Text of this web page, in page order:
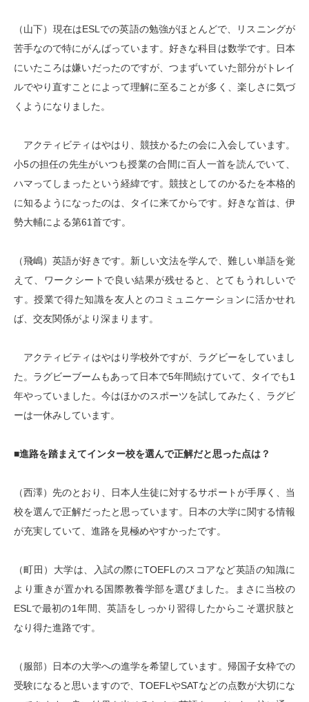
（山下）現在はESLでの英語の勉強がほとんどで、リスニングが
苦手なので特にがんばっています。好きな科目は数学です。日本
にいたころは嫌いだったのですが、つまずいていた部分がトレイ
ルでやり直すことによって理解に至ることが多く、楽しさに気づ
くようになりました。
アクティビティはやはり、競技かるたの会に入会しています。
小5の担任の先生がいつも授業の合間に百人一首を読んでいて、
ハマってしまったという経緯です。競技としてのかるたを本格的
に知るようになったのは、タイに来てからです。好きな首は、伊
勢大輔による第61首です。
（飛嶋）英語が好きです。新しい文法を学んで、難しい単語を覚
えて、ワークシートで良い結果が残せると、とてもうれしいで
す。授業で得た知識を友人とのコミュニケーションに活かせれ
ば、交友関係がより深まります。
アクティビティはやはり学校外ですが、ラグビーをしていまし
た。ラグビーブームもあって日本で5年間続けていて、タイでも1
年やっていました。今はほかのスポーツを試してみたく、ラグビ
ーは一休みしています。
■進路を踏まえてインター校を選んで正解だと思った点は？
（西澤）先のとおり、日本人生徒に対するサポートが手厚く、当
校を選んで正解だったと思っています。日本の大学に関する情報
が充実していて、進路を見極めやすかったです。
（町田）大学は、入試の際にTOEFLのスコアなど英語の知識に
より重きが置かれる国際教養学部を選びました。まさに当校の
ESLで最初の1年間、英語をしっかり習得したからこそ選択肢と
なり得た進路です。
（服部）日本の大学への進学を希望しています。帰国子女枠での
受験になると思いますので、TOEFLやSATなどの点数が大切にな